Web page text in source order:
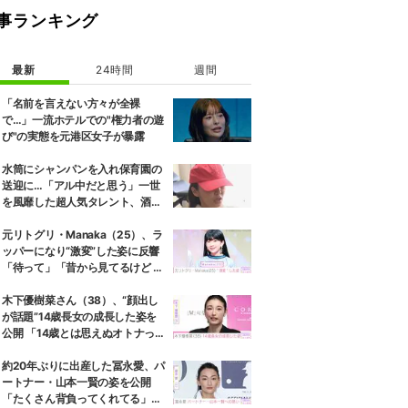
ランキング
最新 24時間 週間
「名前を言えない方々が全裸
で…」一流ホテルでの"権力者の遊
び"の実態を元港区女子が暴露
水筒にシャンパンを入れ保育園の
送迎に…「アル中だと思う」一世
を風靡した超人気タレント、酒漬
元リトグリ・Manaka（25）、ラ
ッパーになり“激変”した姿に反響
「待って」「昔から見てるけど 最
木下優樹菜さん（38）、“顔出し
が話題”14歳長女の成長した姿を
公開 「14歳とは思えぬオトナっぽ
ぎる」など反響
約20年ぶりに出産した冨永愛、パ
ートナー・山本一賢の姿を公開
「たくさん背負ってくれてる」感